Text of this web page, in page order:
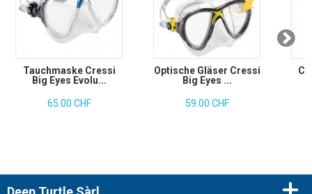
Tauchmaske Cressi
Big Eyes Evolu...
65.00 CHF
Optische Gläser Cressi
Big Eyes ...
59.00 CHF